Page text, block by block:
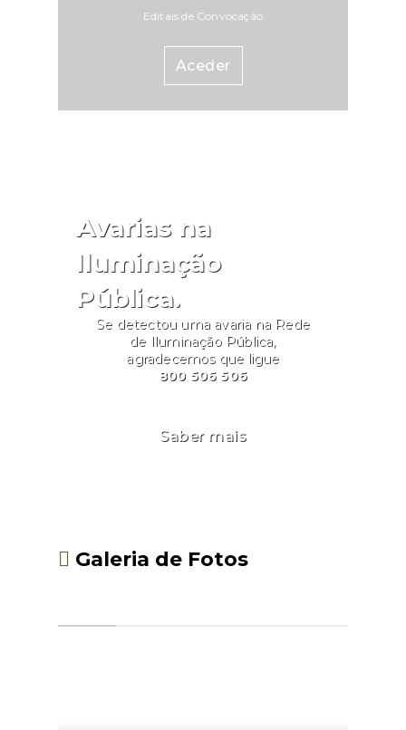
Editais de Convocação
Aceder
Avarias na
Iluminação
Pública.
Se detectou uma avaria na Rede
de Iluminação Pública,
agradecemos que ligue
800 506 506
Saber mais
Galeria de Fotos